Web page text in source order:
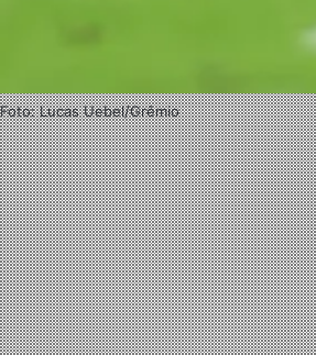
Foto: Lucas Uebel/Grêmio